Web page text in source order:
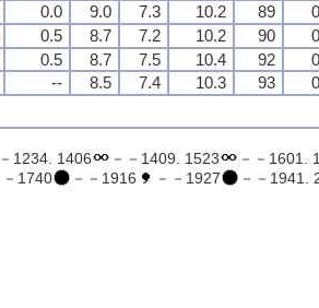
0.0 9.0 7.3 10.2 89
0.5 8.7 7.2 10.2 90
0.5 8.7 7.5 10.4 92
-- 8.5 7.4 10.3 93
1234. 1406 －－1409. 1523
－－1601.
－1740 －－1916 －－1927
－－1941.